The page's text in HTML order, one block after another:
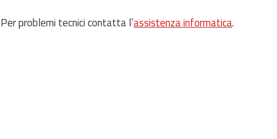
Per problemi tecnici contatta l’assistenza informatica.